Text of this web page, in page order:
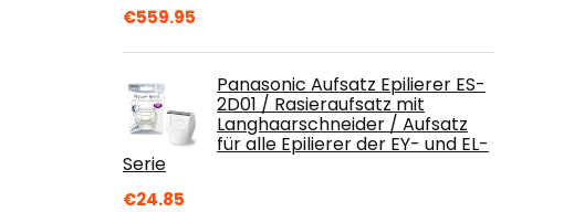
€559.95
Panasonic Aufsatz Epilierer ES-
2D01 / Rasieraufsatz mit
Langhaarschneider / Aufsatz
für alle Epilierer der EY- und EL-
Serie
€24.85